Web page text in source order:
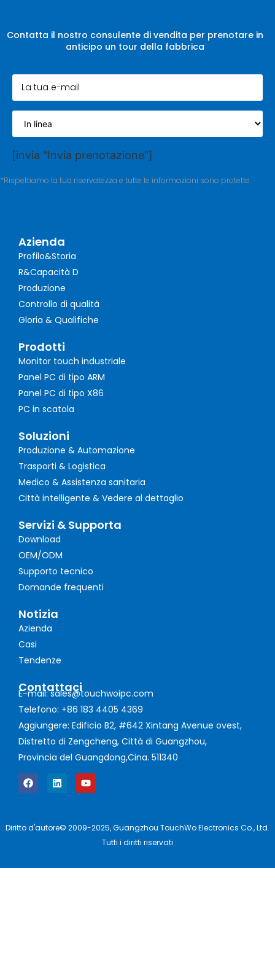
Contatta il nostro consulente di vendita per prenotare in
anticipo un tour della fabbrica
[invia "Invia prenotazione"]
*Rispettiamo la tua riservatezza e tutte le informazioni sono protette.
Azienda
Profilo&Storia
R&Capacità D
Produzione
Controllo di qualità
Gloria & Qualifiche
Prodotti
Monitor touch industriale
Panel PC di tipo ARM
Panel PC di tipo X86
PC in scatola
Soluzioni
Produzione & Automazione
Trasporti & Logistica
Medico & Assistenza sanitaria
Città intelligente & Vedere al dettaglio
Servizi & Supporta
Download
OEM/ODM
Supporto tecnico
Domande frequenti
Notizia
Azienda
Casi
Tendenze
Contattaci
E-mail: sales@touchwoipc.com
Telefono: +86 183 4405 4369
Aggiungere: Edificio B2, #642 Xintang Avenue ovest,
Distretto di Zengcheng, Città di Guangzhou,
Provincia del Guangdong,Cina. 511340
Diritto d'autore© 2009-2025, Guangzhou TouchWo Electronics Co., Ltd.
Tutti i diritti riservati